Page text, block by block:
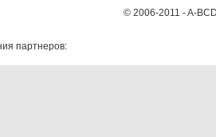
© 2006-2011 - A-
партнеров: